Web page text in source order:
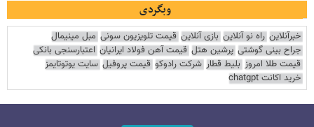
وبگردی
خبرآنلاین راه نو آنلاین بازی آنلاین قیمت تلویزیون سونی مبل مینیمال
جراح بینی گوشتی پرشین هتل قیمت آهن فولاد ایرانیان اعتبارسنجی بانکی
قیمت طلا امروز بلیط قطار شرکت رادوکو قیمت پروفیل سایت یوتوتایمز
خرید اکانت chatgpt